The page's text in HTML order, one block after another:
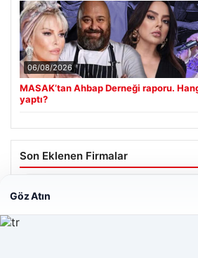
06/08/2026
MASAK’tan Ahbap Derneği raporu.
yaptı?
Son Eklenen Firmalar
Hastaş Beton
Göz Atın